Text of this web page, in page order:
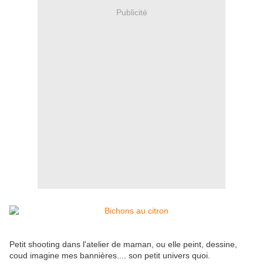
Publicité
Petit shooting dans l'atelier de maman, ou elle peint, dessine,
coud imagine mes bannières.... son petit univers quoi.